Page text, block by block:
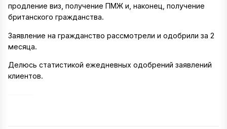
продление виз, получение ПМЖ и, наконец, получение
британского гражданства.
Заявление на гражданство рассмотрели и одобрили за 2
месяца.
Делюсь статистикой ежедневных одобрений заявлений
клиентов.